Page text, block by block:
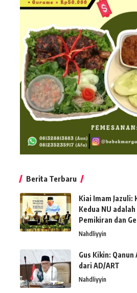
Berita Terbaru
Kiai Imam Jazuli:
Kedua NU
Pemikiran dan
Nahdliyyin
Gus Kikin:
dari AD/ART
Nahdliyyin